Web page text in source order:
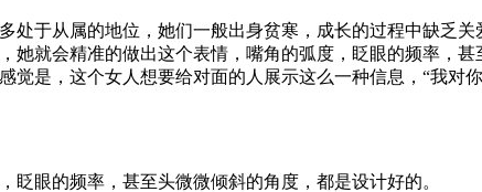
于从属的地位，她们一般出身贫寒，成长的过程中缺乏
就会精准的做出这个表情，嘴角的弧度，眨眼的频率，甚
是，这个女人想要给对面的人展示这么一种信息，“我对
眼的频率，甚至头微微倾斜的角度，都是设计好的。